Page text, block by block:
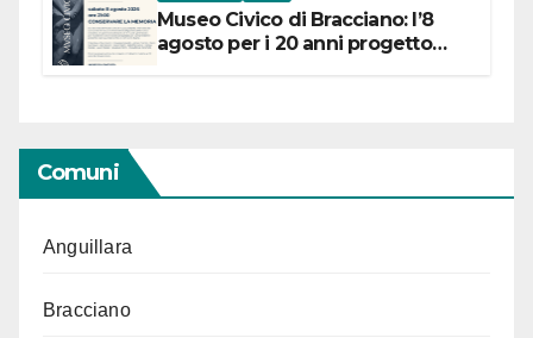
Museo Civico di Bracciano: l’8
agosto per i 20 anni progetto
Comuni
Anguillara
Bracciano